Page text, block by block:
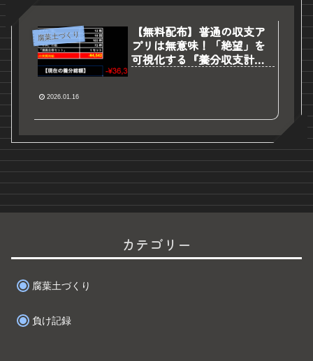
腐葉土づくり
【無料配布】普通の収支ア
プリは無意味！「絶望」を
可視化する『養分収支計算
2026.01.16
カテゴリー
腐葉土づくり
負け記録